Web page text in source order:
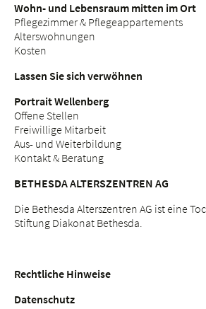
Wohn- und Lebensraum mitten im Ort
Pflegezimmer & Pflegeappartements
Alterswohnungen
Kosten
Lassen Sie sich verwöhnen
Portrait Wellenberg
Offene Stellen
Freiwillige Mitarbeit
Aus- und Weiterbildung
Kontakt & Beratung
BETHESDA ALTERSZENTREN AG
Die Bethesda Alterszentren AG ist eine
Stiftung Diakonat Bethesda.
Rechtliche Hinweise
Datenschutz